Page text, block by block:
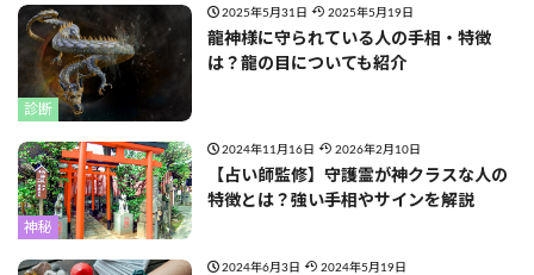
診断
2025年5月31日 2025年5月19日
龍神様に守られている人の手相・特徴
は？龍の目についても紹介
神秘
2024年11月16日 2026年2月10日
【占い師監修】守護霊が神クラスな人の
特徴とは？強い手相やサインを解説
2024年6月3日 2024年5月19日